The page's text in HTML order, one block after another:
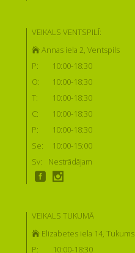
VEIKALS VENTSPILĪ:
Annas iela 2, Ventspils
P:
10:00-18:30
O:
10:00-18:30
T:
10:00-18:30
C:
10:00-18:30
P:
10:00-18:30
Se:
10:00-15:00
Sv:
Nestrādājam
VEIKALS TUKUMĀ
Elizabetes iela 14, Tukums
P:
10:00-18:30